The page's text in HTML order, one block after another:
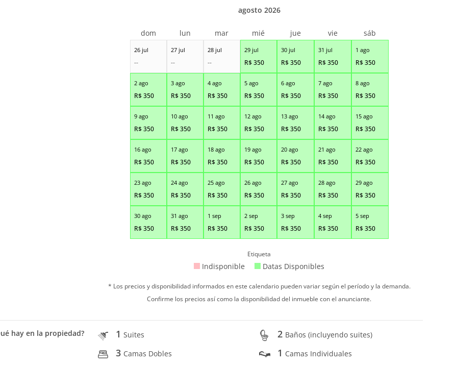
26 jul
--
27 jul
--
28 jul
--
29 jul
R$350
30 jul
R$350
31 jul
R$350
1 ago
R$350
2 ago
R$350
3 ago
R$350
4 ago
R$350
5 ago
R$350
6 ago
R$350
7 ago
R$350
8 ago
R$350
9 ago
R$350
10 ago
R$350
11 ago
R$350
12 ago
R$350
13 ago
R$350
14 ago
R$350
15 ago
R$350
16 ago
R$350
17 ago
R$350
18 ago
R$350
19 ago
R$350
20 ago
R$350
21 ago
R$350
22 ago
R$350
23 ago
R$350
24 ago
R$350
25 ago
R$350
26 ago
R$350
27 ago
R$350
28 ago
R$350
29 ago
R$350
30 ago
R$350
31 ago
R$350
1 sep
R$350
2 sep
R$350
3 sep
R$350
4 sep
R$350
5 sep
R$350
agosto 2026
dom lun mar mié jue vie sáb
Etiqueta
Indisponible Datas Disponibles
* Los precios y disponibilidad informados en este calendario pueden variar según el período y la demanda.
Confirme los precios así como la disponibilidad del inmueble con el anunciante.
hay en la propiedad? 1Suites 2 Baños (incluyendo suites)
3 Camas Dobles 1 Camas Individuales